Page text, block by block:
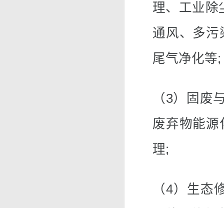
理、工业除
通风、多污
尾气净化等;
（3）固废
废弃物能源
理;
（4）生态